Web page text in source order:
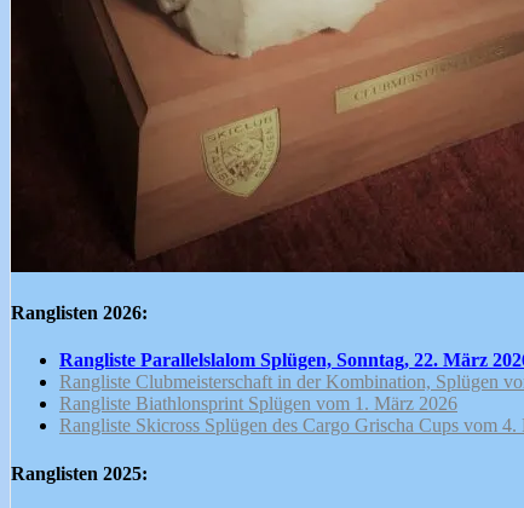
Ranglisten 2026:
Rangliste Parallelslalom Splügen, Sonntag, 22. März
Rangliste Clubmeisterschaft in der Kombination, Splügen
Rangliste Biathlonsprint Splügen vom 1. März 2026
Rangliste Skicross Splügen des Cargo Grischa Cups vom 4.
Ranglisten 2025: